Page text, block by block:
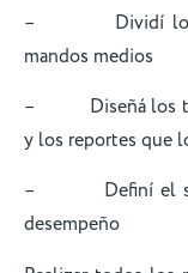
– Dividí los
mandos medios
– Diseñá los
y los reportes que
– Definí el
desempeño